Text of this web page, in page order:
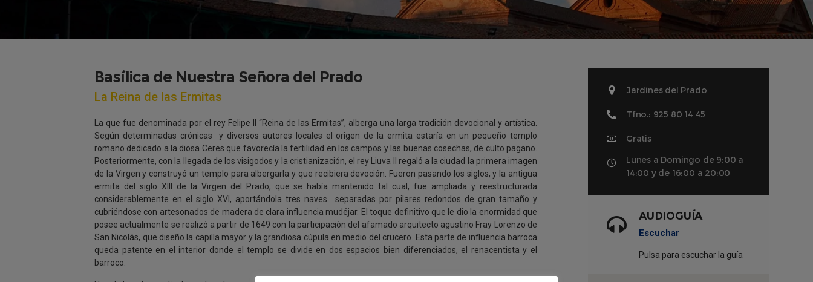
Basílica de Nuestra Señora del Prado
La Reina de las Ermitas
La que fue denominada por el rey Felipe II “Reina de las Ermitas”, alberga una larga tradición devocional y artística.
Según determinadas crónicas y diversos autores locales el origen de la ermita estaría en un pequeño templo
romano dedicado a la diosa Ceres que favorecía la fertilidad en los campos y las buenas cosechas, de culto pagano.
Posteriormente, con la llegada de los visigodos y la cristianización, el rey Liuva II regaló a la ciudad la primera imagen
de la Virgen y construyó un templo para albergarla y que recibiera devoción. Fueron pasando los siglos, y la antigua
ermita del siglo XIII de la Virgen del Prado, que se había mantenido tal cual, fue ampliada y reestructurada
considerablemente en el siglo XVI, aportándola tres naves separadas por pilares redondos de gran tamaño y
cubriéndose con artesonados de madera de clara influencia mudéjar. El toque definitivo que le dio la enormidad que
posee actualmente se realizó a partir de 1649 con la participación del afamado arquitecto agustino Fray Lorenzo de
San Nicolás, que diseño la capilla mayor y la grandiosa cúpula en medio del crucero. Esta parte de influencia barroca
queda patente en el interior donde el templo se divide en dos espacios bien diferenciados, el renacentista y el
barroco.
Jardines del Prado
Tfno.: 925 80 14 45
Gratis
Lunes a Domingo de 9:00 a
14:00 y de 16:00 a 20:00
AUDIOGUÍA
Escuchar
Pulsa para escuchar la guía